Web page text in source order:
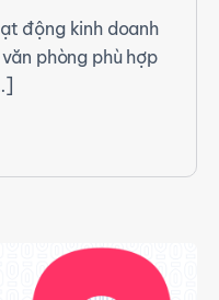
động kinh doanh
phòng phù hợp